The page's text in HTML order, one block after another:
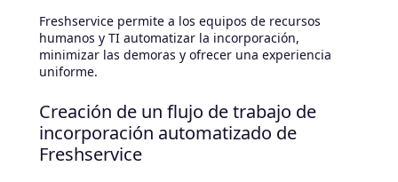
Freshservice permite a los equipos de recursos
humanos y TI automatizar la incorporación,
minimizar las demoras y ofrecer una experiencia
uniforme.
Creación de un flujo de trabajo de
incorporación automatizado de
Freshservice